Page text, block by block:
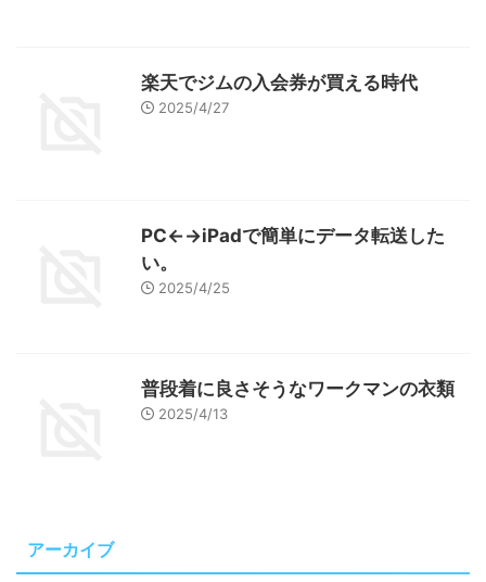
楽天でジムの入会券が買える時代
2025/4/27
PC←→iPadで簡単にデータ転送した
い。
2025/4/25
普段着に良さそうなワークマンの衣類
2025/4/13
アーカイブ